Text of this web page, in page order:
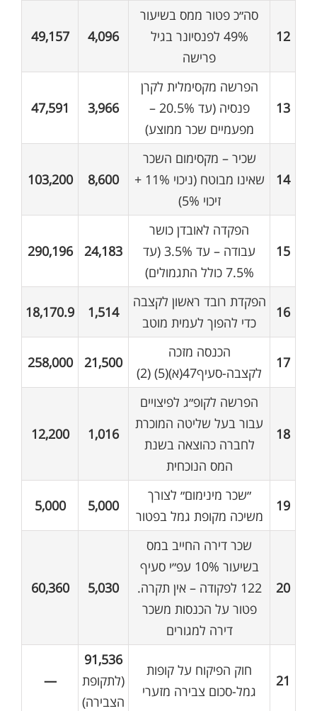
12
סה״כ פטור ממס בשיעור
49% לפנסיונר בגיל
פרישה
4,096
49,157
13
הפרשה מקסימלית לקרן
פנסיה (עד 20.5% –
מפעמיים שכר ממוצע)
3,966
47,591
14
שכיר – מקסימום השכר
שאינו מבוטח (ניכוי 11% +
זיכוי 5%)
8,600
103,200
15
הפקדה לאובדן כושר
עבודה – עד 3.5% (עד
7.5% כולל התגמולים)
24,183
290,196
16
הפקדת רובד ראשון לקצבה
כדי להפוך לעמית מוטב
1,514
18,170.9
17
הכנסה מזכה
לקצבה-סעיף47(א)(5) (2)
21,500
258,000
18
הפרשה לקופ״ג לפיצויים
עבור בעל שליטה המוכרת
לחברה כהוצאה בשנת
המס הנוכחית
1,016
12,200
19
״שכר מינימום״ לצורך
משיכה מקופת גמל בפטור
5,000
5,000
20
שכר דירה החייב במס
בשיעור 10% עפ״י סעיף
122 לפקודה – אין תקרה.
פטור על הכנסות משכר
דירה למגורים
5,030
60,360
21
חוק הפיקוח על קופות
גמל-סכום צבירה מזערי
91,536
(לתקופת
הצבירה)
—